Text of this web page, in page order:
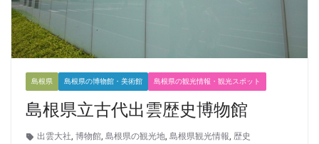
島根県 島根県の博物館・美術館 島根県の観光情報・観光スポット
島根県立古代出雲歴史博物館
出雲大社, 博物館, 島根県の観光地, 島根県観光情報, 歴史